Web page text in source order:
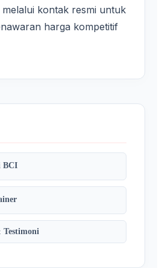
melalui kontak resmi untuk
harga kompetitif
BCI
Testimoni